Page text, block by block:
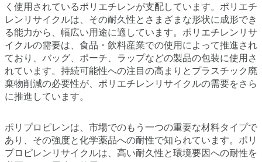
く使用されているポリエチレンが支配しています。ポリエチ
レンリサイクルは、その耐久性とさまざまな形状に成形でき
る能力から、幅広い用途に適しています。ポリエチレンリサ
イクルの需要は、食品・飲料産業での使用によって推進され
ており、バッグ、ポーチ、ラップなどの製品の包装に使用さ
れています。持続可能性への注目の高まりとプラスチック廃
棄物削減の必要性が、ポリエチレンリサイクルの需要をさら
に推進しています。
ポリプロピレンは、市場でのもう一つの重要な材料タイプで
あり、その強度と化学薬品への耐性で知られています。ポリ
プロピレンリサイクルは、高い耐久性と環境要因への耐性を